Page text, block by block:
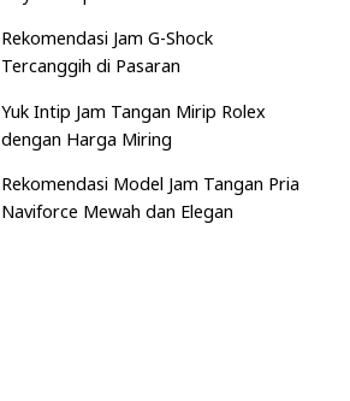
Rekomendasi Jam G-Shock
Tercanggih di Pasaran
Yuk Intip Jam Tangan Mirip Rolex
dengan Harga Miring
Rekomendasi Model Jam Tangan Pria
Naviforce Mewah dan Elegan